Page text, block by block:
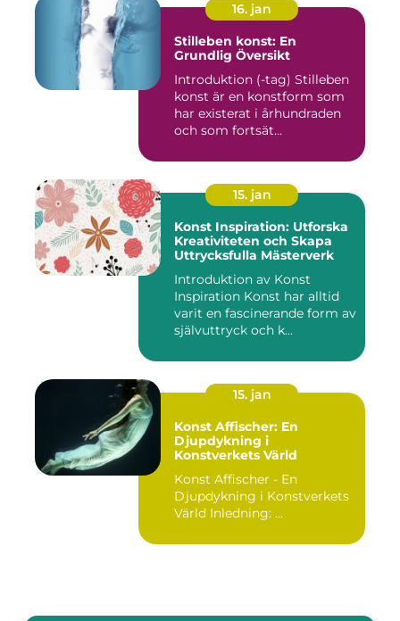
16. jan
Stilleben konst: En
Grundlig Översikt
Introduktion (-tag) Stilleben
konst är en konstform som
har existerat i århundraden
och som fortsät...
15. jan
Konst Inspiration: Utforska
Kreativiteten och Skapa
Uttrycksfulla Mästerverk
Introduktion av Konst
Inspiration Konst har alltid
varit en fascinerande form av
självuttryck och k...
15. jan
Konst Affischer: En
Djupdykning i
Konstverkets Värld
Konst Affischer - En
Djupdykning i Konstverkets
Värld Inledning: ...